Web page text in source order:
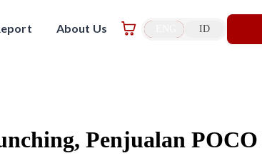
About Us ID
Penjualan